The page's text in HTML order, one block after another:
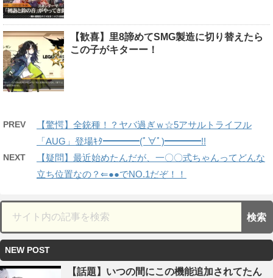
【歓喜】里8諦めてSMG製造に切り替えたら
この子がキターー！
PREV
【驚愕】全銃種！？ヤバ過ぎｗ☆5アサルトライフル
「AUG」登場ｷﾀ━━━━(ﾟ∀ﾟ)━━━━!!
NEXT
【疑問】最近始めたんだが、一〇〇式ちゃんってどんな
立ち位置なの？⇐●●でNO.1だぞ！！
NEW POST
【話題】いつの間にこの機能追加されてたん